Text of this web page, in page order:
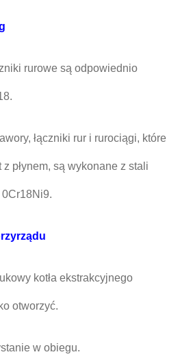
rurowe są odpowiednio
łączniki rur i rurociągi, które
z płynem, są wykonane z stali
kotła ekstrakcyjnego
otworzyć.
w obiegu.